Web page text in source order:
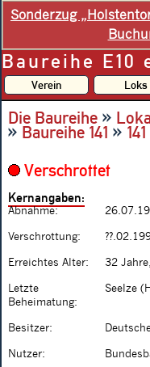
Sonderzug
Baureihe E10
Verein Loks
Die Baureihe »
»Baureihe 141 »
Verschrottet
Kernangaben:
Abnahme:
Verschrottung:
Erreichtes Alter: 32
Letzte
Beheimatung:
Seelze
Besitzer:
Nutzer: